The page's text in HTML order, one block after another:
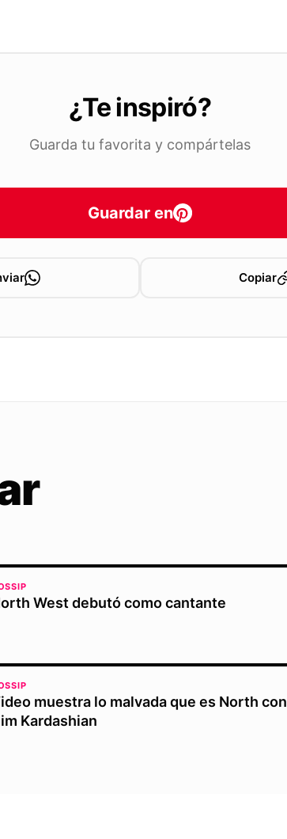
¿Te inspiró?
Guarda tu favorita y compártelas
Guardar en
Copiar
West debutó como cantante
muestra lo malvada que es North con
Kardashian